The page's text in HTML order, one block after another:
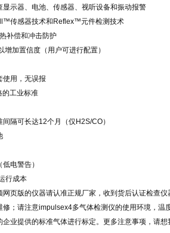
示器、电池、传感器、视听设备和振动报警
传感器技术和Reflex™元件检测技术
补偿和冲击防护
加置信度（用户可进行配置）
用，无误报
工业标准
隔可长达12个月（仅H2S/CO）
电警告）
行成本
页版的仪器请认准正规厂家，收到货后认证检查
修；请注意impulsex4多气体检测仪的使用环境，
业提供的标准气体进行标定。更多注意事项，请想